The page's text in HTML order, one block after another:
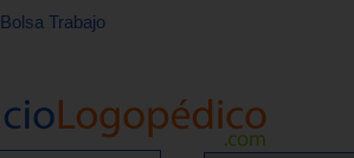
Bolsa Trabajo